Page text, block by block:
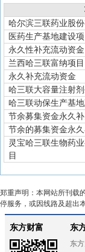
哈尔滨三联药业股
医药生产基地建设项
永久性补充流动资金
兰西哈三联富纳项目
永久补充流动资金
哈三联大容量注射
哈三联动保生产基
节余募集资金永久
节余的募集资金永
灵宝哈三联生物药
目
郑重声明：本网站所刊载
停服务，或因线路及超出